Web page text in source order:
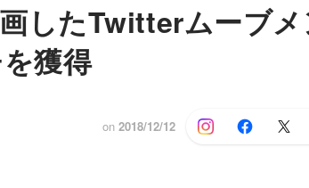
したTwitterムーブメ
獲得
on 2018/12/12